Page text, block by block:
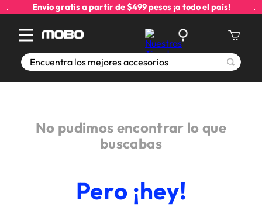
Envío gratis a partir de $499 pesos ¡a todo el país!
Encuentra los mejores accesorios
No pudimos encontrar lo que
buscabas
Pero ¡hey!